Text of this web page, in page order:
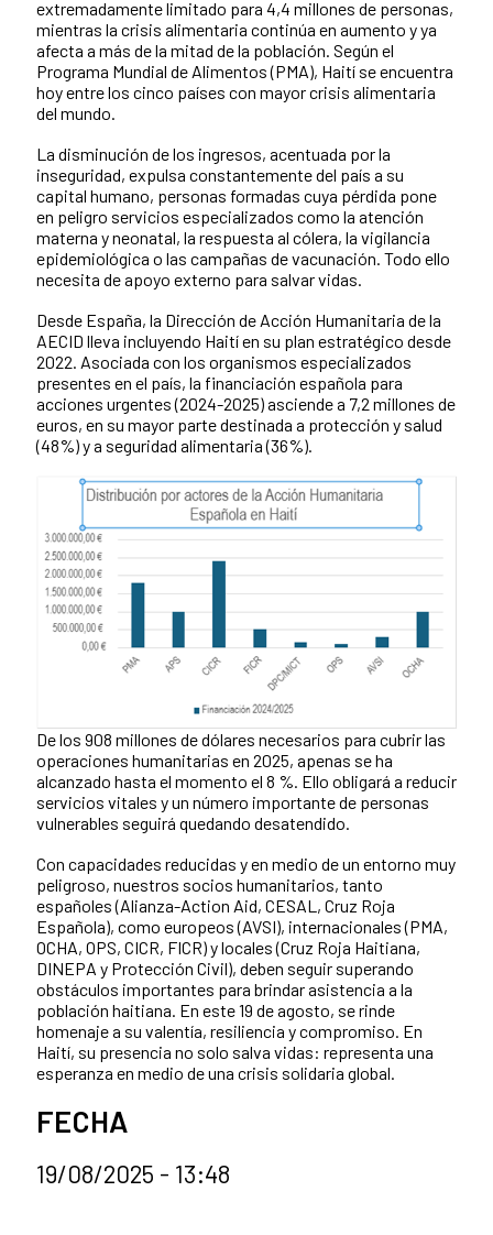
extremadamente limitado para 4,4 millones de personas,
mientras la crisis alimentaria continúa en aumento y ya
afecta a más de la mitad de la población. Según el
Programa Mundial de Alimentos (PMA), Haití se encuentra
hoy entre los cinco países con mayor crisis alimentaria
del mundo.
La disminución de los ingresos, acentuada por la
inseguridad, expulsa constantemente del país a su
capital humano, personas formadas cuya pérdida pone
en peligro servicios especializados como la atención
materna y neonatal, la respuesta al cólera, la vigilancia
epidemiológica o las campañas de vacunación. Todo ello
necesita de apoyo externo para salvar vidas.
Desde España, la Dirección de Acción Humanitaria de la
AECID lleva incluyendo Haití en su plan estratégico desde
2022. Asociada con los organismos especializados
presentes en el país, la financiación española para
acciones urgentes (2024-2025) asciende a 7,2 millones de
euros, en su mayor parte destinada a protección y salud
(48%) y a seguridad alimentaria (36%).
De los 908 millones de dólares necesarios para cubrir las
operaciones humanitarias en 2025, apenas se ha
alcanzado hasta el momento el 8 %. Ello obligará a reducir
servicios vitales y un número importante de personas
vulnerables seguirá quedando desatendido.
Con capacidades reducidas y en medio de un entorno muy
peligroso, nuestros socios humanitarios, tanto
españoles (Alianza-Action Aid, CESAL, Cruz Roja
Española), como europeos (AVSI), internacionales (PMA,
OCHA, OPS, CICR, FICR) y locales (Cruz Roja Haitiana,
DINEPA y Protección Civil), deben seguir superando
obstáculos importantes para brindar asistencia a la
población haitiana. En este 19 de agosto, se rinde
homenaje a su valentía, resiliencia y compromiso. En
Haití, su presencia no solo salva vidas: representa una
esperanza en medio de una crisis solidaria global.
FECHA
19/08/2025 - 13:48